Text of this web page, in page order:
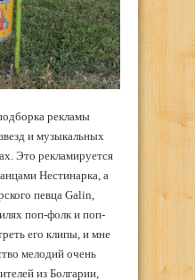
рекламы
и музыкальных
Это рекламируется
Нестинарка, а
певца Galin,
поп-фолк и поп-
его клипы, и мне
мелодий очень
из Болгарии,